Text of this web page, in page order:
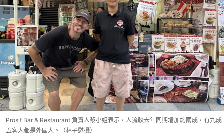
Prosit Bar & Restaurant 負責人黎小姐表示，人流較去年同期增加約兩成，有九成
五客人都是外國人。（林子慰攝）